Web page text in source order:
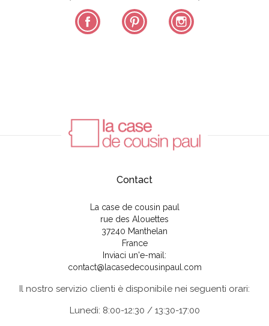
Facebook Pinterest
Contact
La case de cousin paul
rue des Alouettes
37240 Manthelan
France
Inviaci un'e-mail:
contact@lacasedecousinpaul.com
Il nostro servizio clienti è disponibile nei seguenti orari:
Lunedì: 8:00-12:30 / 13:30-17:00